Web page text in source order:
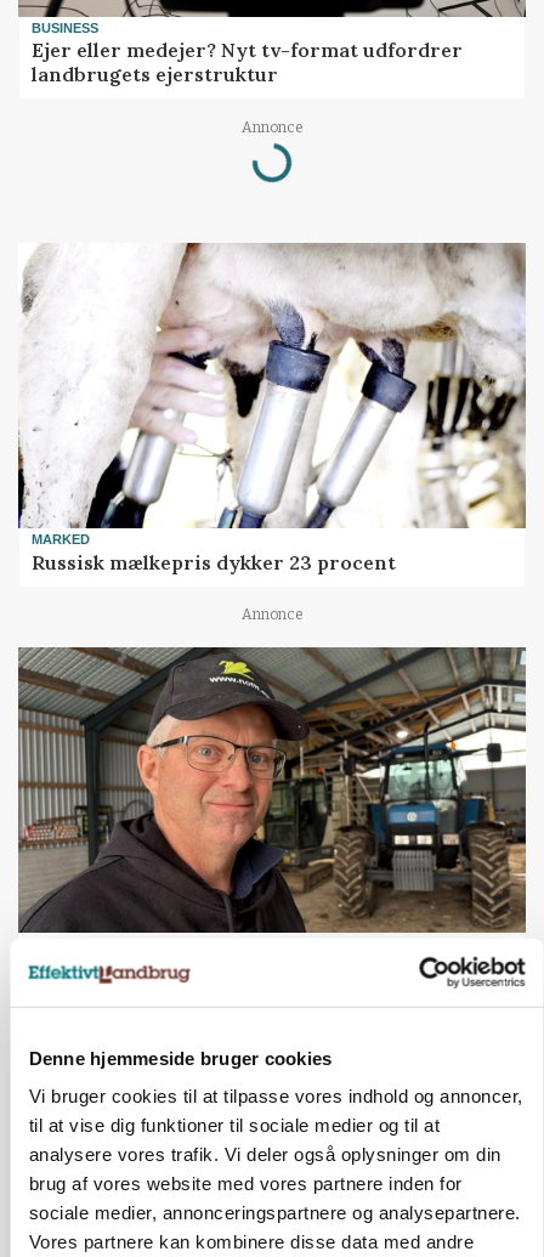
Denne hjemmeside bruger cookies
Vi bruger cookies til at tilpasse vores indhold og annoncer,
til at vise dig funktioner til sociale medier og til at
analysere vores trafik. Vi deler også oplysninger om din
brug af vores website med vores partnere inden for
sociale medier, annonceringspartnere og analysepartnere.
Vores partnere kan kombinere disse data med andre
BUSINESS
Ejer eller medejer? Nyt tv-format udfordrer
landbrugets ejerstruktur
Annonce
Loading...
MARKED
Russisk mælkepris dykker 23 procent
Annonce
»Nu stopper I«: Landbrugsdebattør og
protestgruppe vil demonstrere mod ny
gødskningslov
Annonce
POLITIK
Folketinget behandler ny gødskningslov: Sådan
kan den ændre din bedrift fra 2027
Annonce